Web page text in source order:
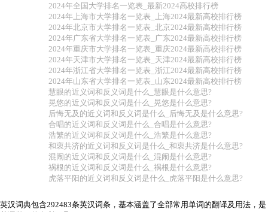
2024年全国大学排名一览表_最新2024高校排行榜
2024年上海市大学排名一览表_上海2024最新高校排行榜
2024年北京市大学排名一览表_北京2024最新高校排行榜
2024年广东省大学排名一览表_广东2024最新高校排行榜
2024年重庆市大学排名一览表_重庆2024最新高校排行榜
2024年天津市大学排名一览表_天津2024最新高校排行榜
2024年浙江省大学排名一览表_浙江2024最新高校排行榜
2024年山东省大学排名一览表_山东2024最新高校排行榜
慧眼的近义词和反义词是什么_慧眼是什么意思?
晃悠的近义词和反义词是什么_晃悠是什么意思?
后悔无及的近义词和反义词是什么_后悔无及是什么意思?
合唱的近义词和反义词是什么_合唱是什么意思?
浩繁的近义词和反义词是什么_浩繁是什么意思?
和衷共济的近义词和反义词是什么_和衷共济是什么意思?
混闹的近义词和反义词是什么_混闹是什么意思?
祸根的近义词和反义词是什么_祸根是什么意思?
虎落平阳的近义词和反义词是什么_虎落平阳是什么意思?
英汉词典包含292483条英汉词条，基本涵盖了全部常用单词的翻译及用法，是